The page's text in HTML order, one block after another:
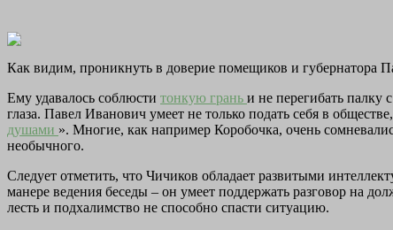
Как видим, проникнуть в доверие помещиков и губернатора
Ему удавалось соблюсти тонкую грань и не перегибать палку
глаза. Павел Иванович умеет не только подать себя в
душами ». Многие, как например Коробочка, очень
необычного.
Следует отметить, что Чичиков обладает развитыми
манере ведения беседы – он умеет поддержать разговор на
лесть и подхалимство не способно спасти ситуацию.